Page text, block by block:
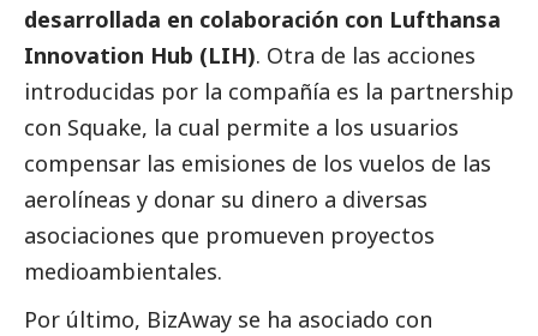
desarrollada en colaboración con Lufthansa
Innovation Hub (LIH). Otra de las acciones
introducidas por la compañía es la partnership
con Squake, la cual permite a los usuarios
compensar las emisiones de los vuelos de las
aerolíneas y donar su dinero a diversas
asociaciones que promueven proyectos
medioambientales.
Por último, BizAway se ha asociado con